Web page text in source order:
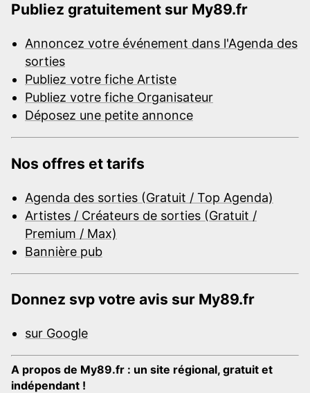
Publiez gratuitement sur My89.fr
Annoncez votre événement dans l'Agenda des
sorties
Publiez votre fiche Artiste
Publiez votre fiche Organisateur
Déposez une petite annonce
Nos offres et tarifs
Agenda des sorties (Gratuit / Top Agenda)
Artistes / Créateurs de sorties (Gratuit /
Premium / Max)
Bannière pub
Donnez svp votre avis sur My89.fr
sur Google
A propos de My89.fr : un site régional, gratuit et
indépendant !